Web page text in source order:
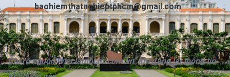
baohiemthatnghieptphcm@gmail.com
Ghi rõ nguồn "vieclamhcm.com.vn" khi đăng lại thông tin